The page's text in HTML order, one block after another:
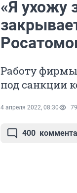
«Я ухожу
Работу фирмы
под санкции
4 апреля 2022, 08:30
400